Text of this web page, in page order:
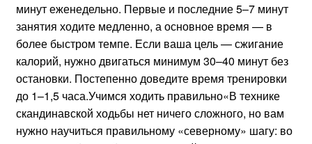
минут еженедельно. Первые и последние 5–7 минут
занятия ходите медленно, а основное время — в
более быстром темпе. Если ваша цель — сжигание
калорий, нужно двигаться минимум 30–40 минут без
остановки. Постепенно доведите время тренировки
до 1–1,5 часа.Учимся ходить правильно«В технике
скандинавской ходьбы нет ничего сложного, но вам
нужно научиться правильному «северному» шагу: во